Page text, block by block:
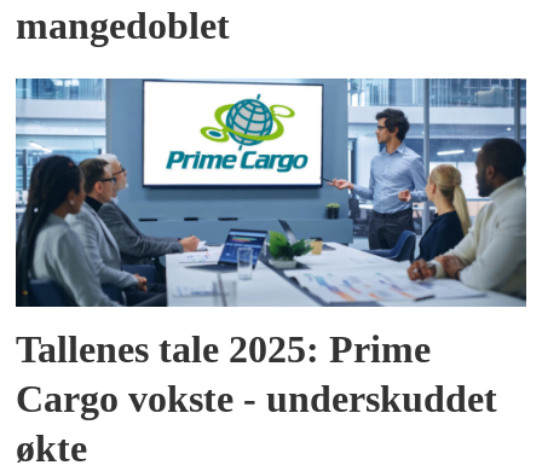
mangedoblet
Tallenes tale 2025: Prime
Cargo vokste - underskuddet
økte